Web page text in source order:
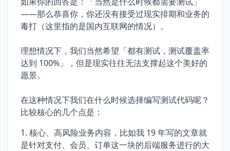
——那么恭喜你，你还没有接受过现实排期和业务的
毒打（这里指的是国内互联网的情况）。
理想情况下，我们当然希望「都有测试，测试覆盖率
达到 100%」，但是现实往往无法支撑起这个美好的
愿景。
在这种情况下我们在什么时候选择编写测试代码呢？
比较核心的几个点是：
核心、高风险业务内容，比如我 19 年写的文章就
是针对支付、会员、订单这一块的后端服务进行的大